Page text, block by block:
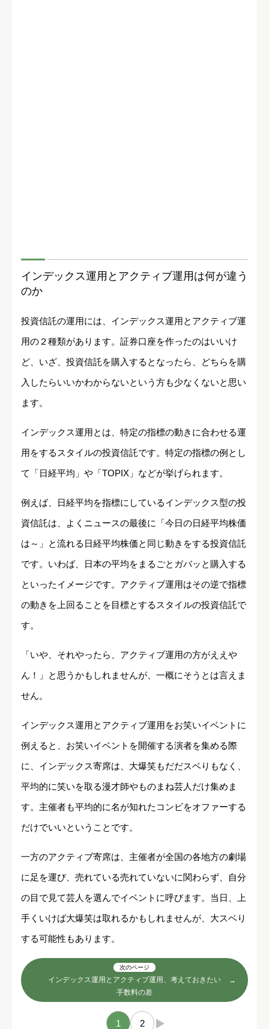
インデックス運用とアクティブ運用は何が違う
のか
投資信託の運用には、インデックス運用とアクティブ運
用の２種類があります。証券口座を作ったのはいいけ
ど、いざ、投資信託を購入するとなったら、どちらを購
入したらいいかわからないという方も少なくないと思い
ます。
インデックス運用とは、特定の指標の動きに合わせる運
用をするスタイルの投資信託です。特定の指標の例とし
て「日経平均」や「TOPIX」などが挙げられます。
例えば、日経平均を指標にしているインデックス型の投
資信託は、よくニュースの最後に「今日の日経平均株価
は～」と流れる日経平均株価と同じ動きをする投資信託
です。いわば、日本の平均をまるごとガバッと購入する
といったイメージです。アクティブ運用はその逆で指標
の動きを上回ることを目標とするスタイルの投資信託で
す。
「いや、それやったら、アクティブ運用の方がええや
ん！」と思うかもしれませんが、一概にそうとは言えま
せん。
インデックス運用とアクティブ運用をお笑いイベントに
例えると、お笑いイベントを開催する演者を集める際
に、インデックス寄席は、大爆笑もだだスベりもなく、
平均的に笑いを取る漫才師やものまね芸人だけ集めま
す。主催者も平均的に名が知れたコンビをオファーする
だけでいいということです。
一方のアクティブ寄席は、主催者が全国の各地方の劇場
に足を運び、売れている売れていないに関わらず、自分
の目で見て芸人を選んでイベントに呼びます。当日、上
手くいけば大爆笑は取れるかもしれませんが、大スベり
する可能性もあります。
次のページ
インデックス運用とアクティブ運用、考えておきたい
手数料の差
1 2 →